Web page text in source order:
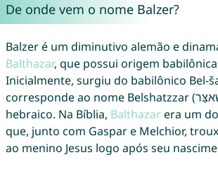
De onde vem o nome Balzer?
Balzer é um diminutivo alemão e
Balthazar, que possui origem
Inicialmente, surgiu do babilônico Bel-
corresponde ao nome Belshatzzar (בֵּלְשַׁאצַּר) em
hebraico. Na Bíblia, Balthazarera um
que, junto com Gaspar e Melchior,
ao menino Jesus logo após seu